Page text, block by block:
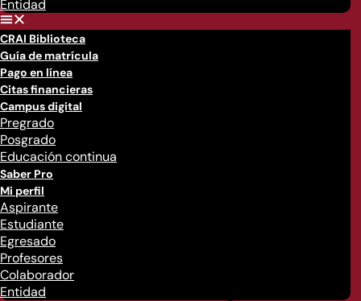
Entidad
CRAI Biblioteca
Guía de matrícula
Pago en línea
Citas financieras
Campus digital
Pregrado
Posgrado
Educación continua
Saber Pro
Mi perfil
Aspirante
Estudiante
Egresado
Profesores
Colaborador
Entidad